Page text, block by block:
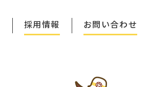
採用情報 お問い合わせ